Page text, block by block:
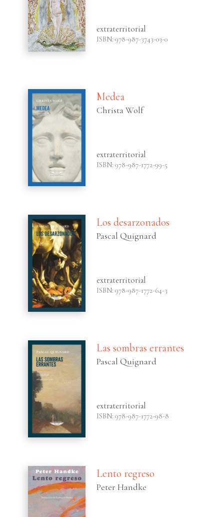
extraterritorial
ISBN: 978-987-3743-03-0
Medea
Christa Wolf
extraterritorial
ISBN: 978-987-1772-99-5
Los desarzonados
Pascal Quignard
extraterritorial
ISBN: 978-987-1772-64-3
Las sombras errantes
Pascal Quignard
extraterritorial
ISBN: 978-987-1772-98-8
Lento regreso
Peter Handke